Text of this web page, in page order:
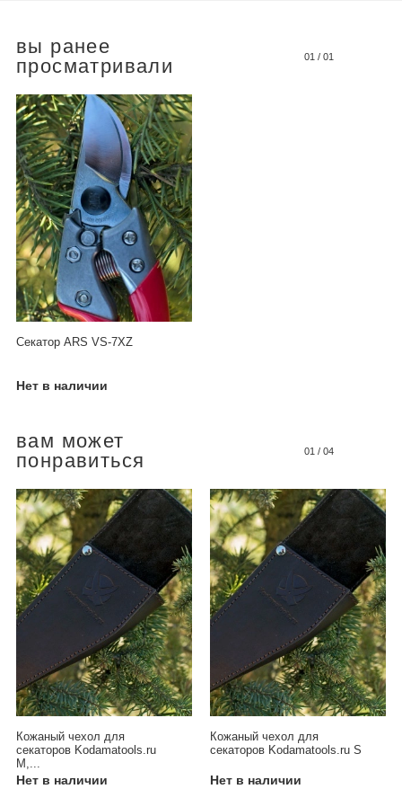
вы ранее
просматривали
01 / 01
Секатор ARS VS-7XZ
Нет в наличии
вам может
понравиться
01 / 04
Кожаный чехол для
секаторов Kodamatools.ru
M,...
Нет в наличии
Кожаный чехол для
секаторов Kodamatools.ru S
Нет в наличии